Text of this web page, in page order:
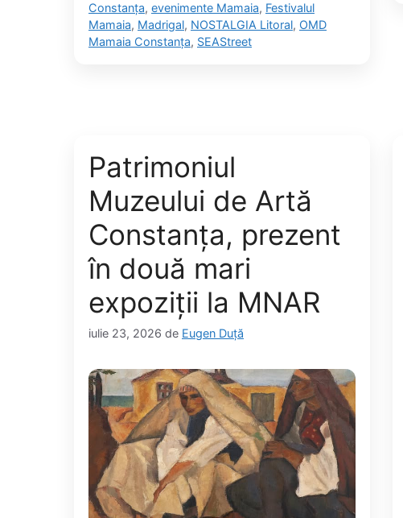
Constanța, evenimente Mamaia, Festivalul
Mamaia, Madrigal, NOSTALGIA Litoral, OMD
Mamaia Constanța, SEAStreet
Patrimoniul
Muzeului de Artă
Constanța, prezent
în două mari
expoziții la MNAR
iulie 23, 2026 de Eugen Duță